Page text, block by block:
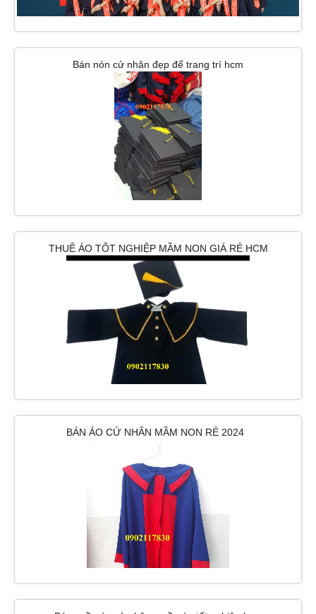
Bán nón cử nhân đẹp để trang trí hcm
THUÊ ÁO TỐT NGHIỆP MẦM NON GIÁ RẺ HCM
BÁN ÁO CỬ NHÂN MẦM NON RẺ 2024